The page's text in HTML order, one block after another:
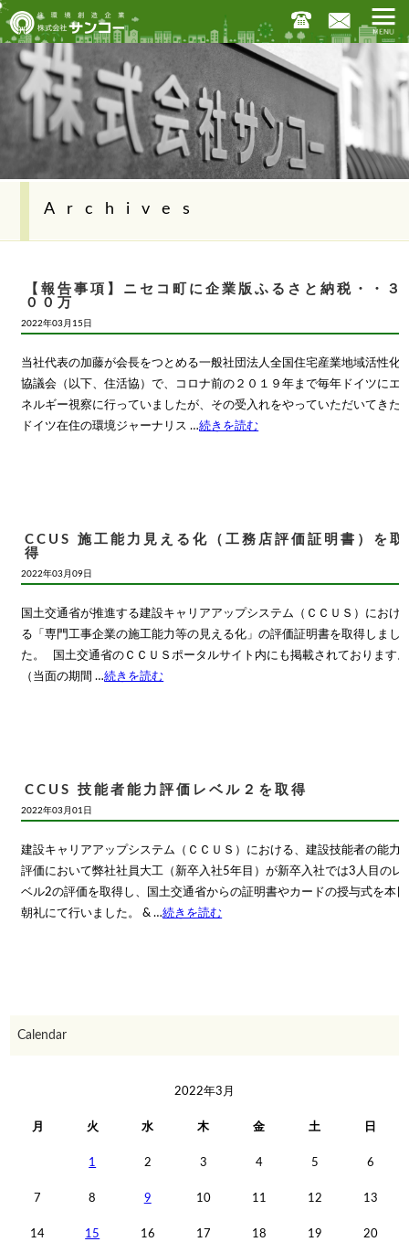
Archives
【報告事項】ニセコ町に企業版ふるさと納税・・３
００万
2022年03月15日
当社代表の加藤が会長をつとめる一般社団法人全国住宅産業地域活性化
協議会（以下、住活協）で、コロナ前の２０１９年まで毎年ドイツにエ
ネルギー視察に行っていましたが、その受入れをやっていただいてきた
ドイツ在住の環境ジャーナリス …続きを読む
CCUS 施工能力見える化（工務店評価証明書）を取
得
2022年03月09日
国土交通省が推進する建設キャリアアップシステム（ＣＣＵＳ）におけ
る「専門工事企業の施工能力等の見える化」の評価証明書を取得しまし
た。 国土交通省のＣＣＵＳポータルサイト内にも掲載されております。
（当面の期間 …続きを読む
CCUS 技能者能力評価レベル２を取得
2022年03月01日
建設キャリアアップシステム（ＣＣＵＳ）における、建設技能者の能力
評価において弊社社員大工（新卒入社5年目）が新卒入社では3人目のレ
ベル2の評価を取得し、国土交通省からの証明書やカードの授与式を本日
朝礼にて行いました。 & …続きを読む
Calendar
2022年3月
月 火 水 木 金 土 日
1 2 3 4 5 6
7 8 9 10 11 12 13
14 15 16 17 18 19 20